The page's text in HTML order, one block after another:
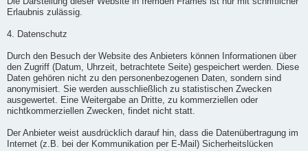
Erlaubnis zulässig.
4. Datenschutz
Durch den Besuch der Website des Anbieters können Informationen über
den Zugriff (Datum, Uhrzeit, betrachtete Seite) gespeichert werden. Diese
Daten gehören nicht zu den personenbezogenen Daten, sondern sind
anonymisiert. Sie werden ausschließlich zu statistischen Zwecken
ausgewertet. Eine Weitergabe an Dritte, zu kommerziellen oder
nichtkommerziellen Zwecken, findet nicht statt.
Der Anbieter weist ausdrücklich darauf hin, dass die Datenübertragung im
Internet (z.B. bei der Kommunikation per E-Mail) Sicherheitslücken